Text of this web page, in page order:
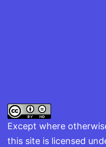
Except where
this site is licensed